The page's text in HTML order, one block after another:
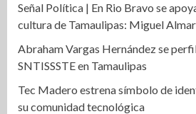
Señal Política | En Rio Bravo se
cultura de Tamaulipas: Miguel
Abraham Vargas Hernández se
SNTISSSTE en Tamaulipas
Tec Madero estrena símbolo de
su comunidad tecnológica